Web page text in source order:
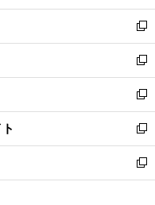
開
く
ウ
で
開
く
ン
ド
ウ
で
開
く
ウ
ィ
ン
ド
ウ
で
開
く
新
し
い
ウ
ィ
ン
ド
ウ
で
開
新
し
い
ウ
ィ
ン
ド
ウ
新
し
い
ウ
ィ
ン
新
し
い
ウ
新
し